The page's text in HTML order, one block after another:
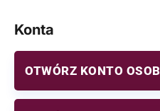
Konta
OTWÓRZ KONTO